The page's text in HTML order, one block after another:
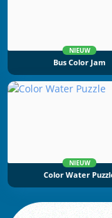
NIEUW
Bus Color Jam
NIEUW
Color Water